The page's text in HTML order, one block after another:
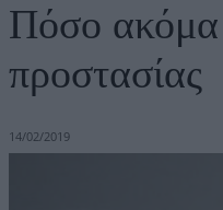
Πόσο ακόμα
προστασίας
14/02/2019